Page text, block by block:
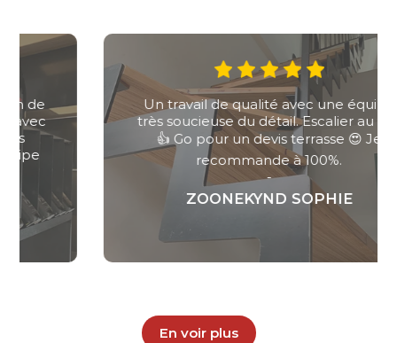
Un travail de qualité avec une équipe
très soucieuse du détail. Escalier au top
👍 Go pour un devis terrasse 😍 Je
recommande à 100%.
ZOONEKYND SOPHIE
En voir plus